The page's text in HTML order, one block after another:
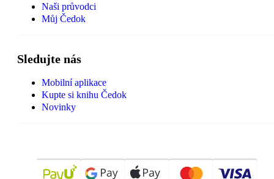
Naši průvodci
Můj Čedok
Sledujte nás
Mobilní aplikace
Kupte si knihu Čedok
Novinky